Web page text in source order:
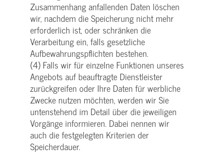
Zusammenhang anfallenden Daten löschen
wir, nachdem die Speicherung nicht mehr
erforderlich ist, oder schränken die
Verarbeitung ein, falls gesetzliche
Aufbewahrungspflichten bestehen.
(4) Falls wir für einzelne Funktionen unseres
Angebots auf beauftragte Dienstleister
zurückgreifen oder Ihre Daten für werbliche
Zwecke nutzen möchten, werden wir Sie
untenstehend im Detail über die jeweiligen
Vorgänge informieren. Dabei nennen wir
auch die festgelegten Kriterien der
Speicherdauer.